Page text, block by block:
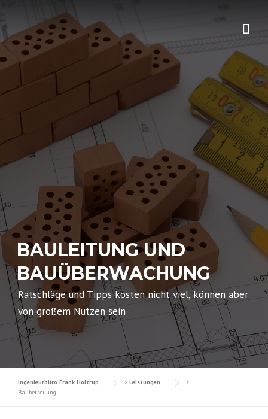
BAULEITUNG UND
BAUÜBERWACHUNG
Ratschläge und Tipps kosten nicht viel, können aber
von großem Nutzen sein
Ingenieurbüro Frank Holtrup > Leistungen
>
Baubetreuung